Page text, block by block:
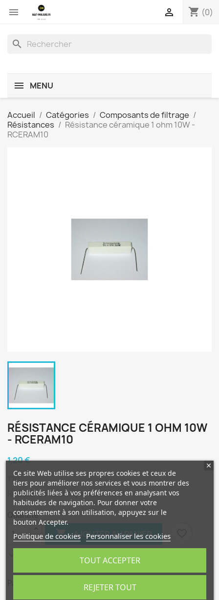
 shopping_cart (0)

search
MENU
Accueil Catégories
Composants de filtrage
Résistances
Résistance céramique 1 ohm 10W -
RCERAM10
RÉSISTANCE CÉRAMIQUE 1 OHM 10W
- RCERAM10
1,20 €
TTC
Résistance céramique 1 ohm 10W
Quantité
 AJOUTER AU PANIER
Ce site Web utilise ses propres cookies et ceux de
tiers pour améliorer nos services et vous montrer des
publicités liées à vos préférences en analysant vos
habitudes de navigation. Pour donner votre
consentement à son utilisation, appuyez sur le
bouton Accepter.
Politique de cookies Personnaliser les cookies
REJETER TOUT
TOUT ACCEPTER